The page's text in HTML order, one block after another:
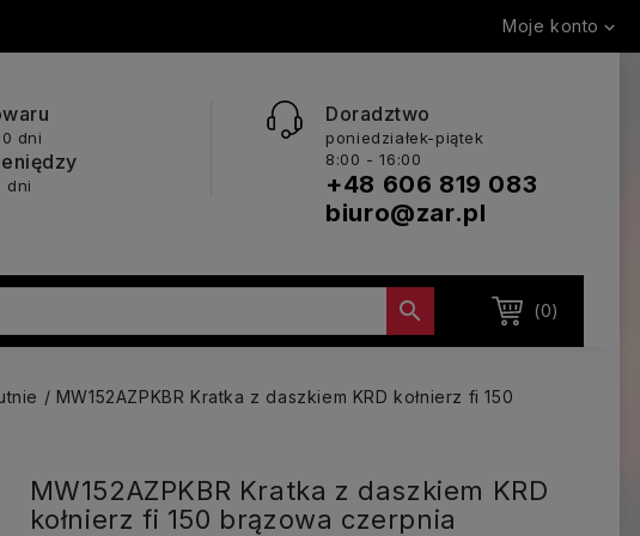
Moje konto 
dni
dni
Doradztwo
poniedziałek-piątek
8:00 - 16:00
+48 606 819 083
biuro@zar.pl
(0)

MW152AZPKBR Kratka z daszkiem KRD kołnierz fi 150
MW152AZPKBR Kratka z daszkiem KRD
kołnierz fi 150 brązowa czerpnia